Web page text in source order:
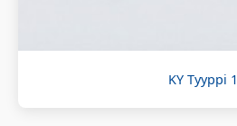
KY Tyyppi 1